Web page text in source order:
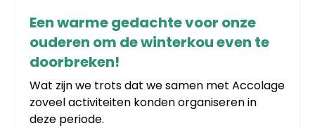
Een warme gedachte voor onze
ouderen om de winterkou even te
doorbreken!
Wat zijn we trots dat we samen met Accolage
zoveel activiteiten konden organiseren in
deze periode.